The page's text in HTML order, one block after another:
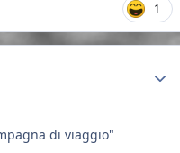
1
di viaggio"